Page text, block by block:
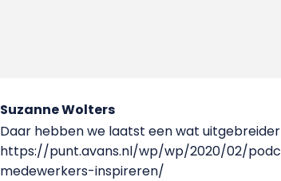
Suzanne Wolters
Daar hebben we laatst een wat
https://punt.avans.nl/wp/wp/2020/02/
medewerkers-inspireren/